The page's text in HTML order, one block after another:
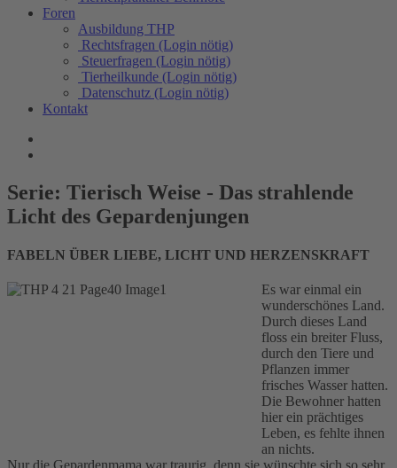
Foren
Ausbildung THP
Rechtsfragen (Login nötig)
Steuerfragen (Login nötig)
Tierheilkunde (Login nötig)
Datenschutz (Login nötig)
Kontakt
Serie: Tierisch Weise - Das strahlende
Licht des Gepardenjungen
FABELN ÜBER LIEBE, LICHT UND HERZENSKRAFT
Es war einmal ein
wunderschönes Land.
Durch dieses Land
floss ein breiter Fluss,
durch den Tiere und
Pflanzen immer
frisches Wasser hatten.
Die Bewohner hatten
hier ein prächtiges
Leben, es fehlte ihnen
an nichts.